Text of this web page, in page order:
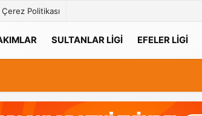
Çerez Politikası
SULTANLAR LIGI EFELER LIGI